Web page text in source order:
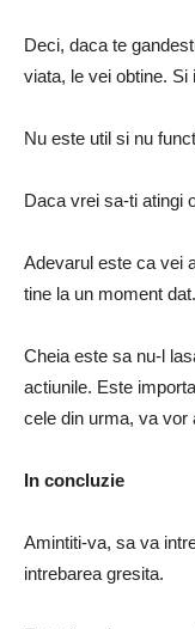
Deci, daca te
viata, le vei obtine. Si
Nu este util si nu
Daca vrei sa-ti atingi
Adevarul este ca vei
tine la un moment dat.
Cheia este sa nu-l
actiunile. Este
cele din urma, va vor
In concluzie
Amintiti-va, sa va
intrebarea gresita.